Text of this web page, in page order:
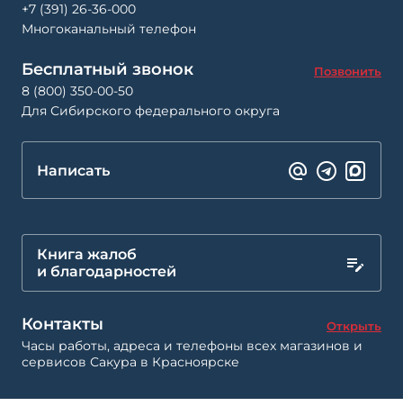
+7 (391) 26-36-000
Многоканальный телефон
Бесплатный звонок Позвонить
8 (800) 350-00-50
Для Сибирского федерального округа
Написать
Книга жалоб
и благодарностей
Контакты Открыть
Часы работы, адреса и телефоны всех магазинов и
сервисов Сакура в Красноярске